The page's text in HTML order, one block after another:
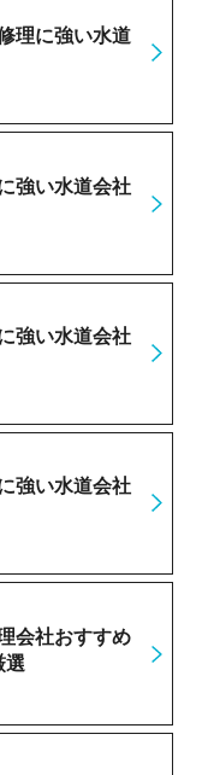
理に強い水道
強い水道会社
強い水道会社
強い水道会社
会社おすすめ
選